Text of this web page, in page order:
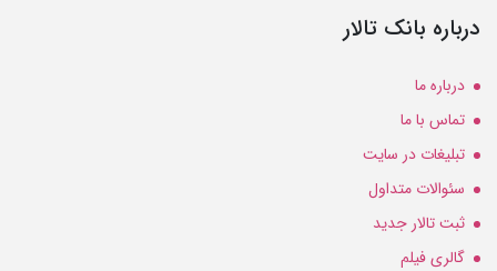
درباره بانک تالار
درباره ما
تماس با ما
تبلیغات در سایت
سئوالات متداول
ثبت تالار جدید
گالری فیلم